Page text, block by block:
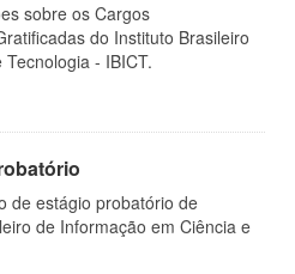
sobre os Cargos
do Instituto Brasileiro
- IBICT.
de estágio probatório de
de Informação em Ciência e